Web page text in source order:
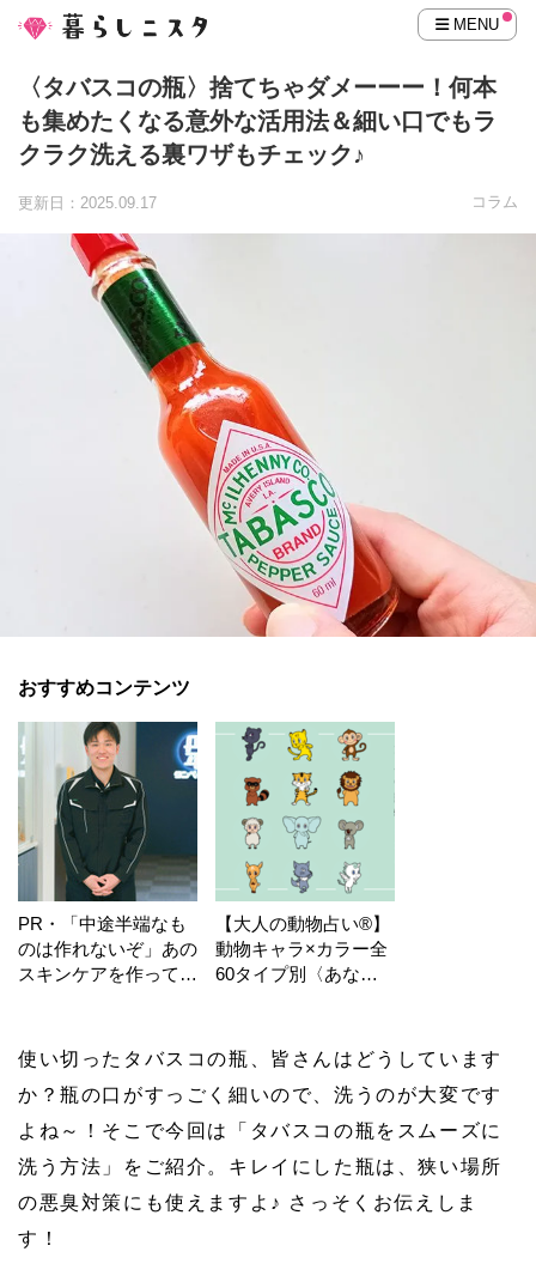
MENU
〈タバスコの瓶〉捨てちゃダメーーー！何本
も集めたくなる意外な活用法＆細い口でもラ
クラク洗える裏ワザもチェック♪
更新日：2025.09.17 コラム
おすすめコンテンツ
PR・「中途半端なも
のは作れないぞ」あの
スキンケアを作ってい
【大人の動物占い®】
動物キャラ×カラー全
60タイプ別〈あなた
使い切ったタバスコの瓶、皆さんはどうしています
か？瓶の口がすっごく細いので、洗うのが大変です
よね～！そこで今回は「タバスコの瓶をスムーズに
洗う方法」をご紹介。キレイにした瓶は、狭い場所
の悪臭対策にも使えますよ♪ さっそくお伝えしま
す！